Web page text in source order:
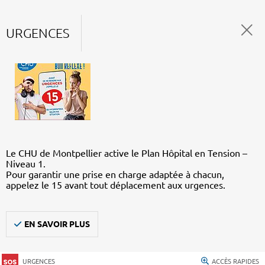
URGENCES
Le CHU de Montpellier active le Plan Hôpital en Tension –
Niveau 1.
Pour garantir une prise en charge adaptée à chacun,
appelez le 15 avant tout déplacement aux urgences.
EN SAVOIR PLUS
URGENCES ACCÈS RAPIDES